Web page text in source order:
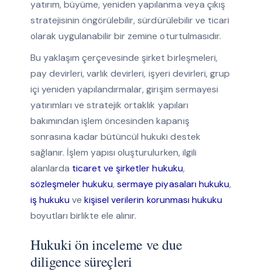
yatırım, büyüme, yeniden yapılanma veya çıkış
stratejisinin öngörülebilir, sürdürülebilir ve ticari
olarak uygulanabilir bir zemine oturtulmasıdır.
Bu yaklaşım çerçevesinde şirket birleşmeleri,
pay devirleri, varlık devirleri, işyeri devirleri, grup
içi yeniden yapılandırmalar, girişim sermayesi
yatırımları ve stratejik ortaklık yapıları
bakımından işlem öncesinden kapanış
sonrasına kadar bütüncül hukuki destek
sağlanır. İşlem yapısı oluşturulurken, ilgili
alanlarda ticaret ve şirketler hukuku,
sözleşmeler hukuku,sermaye piyasaları hukuku,
iş hukuku vekişisel verilerin korunması hukuku
boyutları birlikte ele alınır.
Hukuki ön inceleme ve due
diligence süreçleri